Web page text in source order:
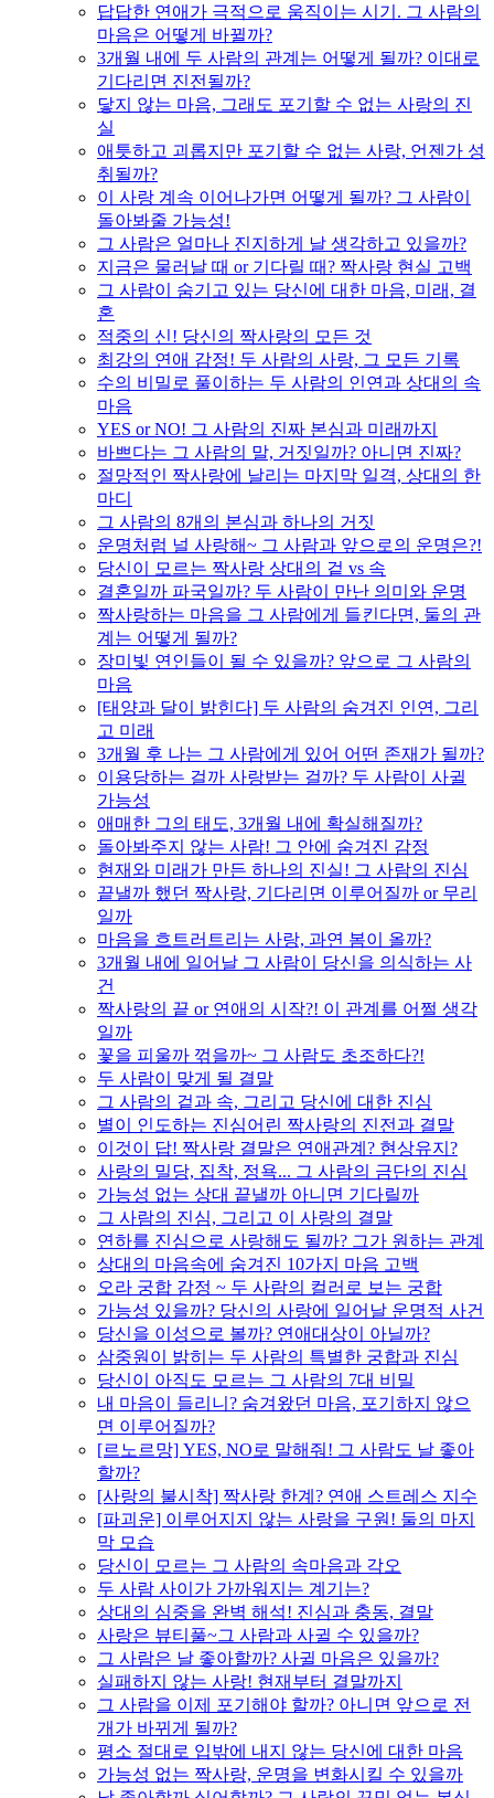
답답한 연애가 극적으로 움직이는 시기. 그 사람의
마음은 어떻게 바뀔까?
3개월 내에 두 사람의 관계는 어떻게 될까? 이대로
기다리면 진전될까?
닿지 않는 마음, 그래도 포기할 수 없는 사랑의 진
실
애틋하고 괴롭지만 포기할 수 없는 사랑, 언젠가 성
취될까?
이 사랑 계속 이어나가면 어떻게 될까? 그 사람이
돌아봐줄 가능성!
그 사람은 얼마나 진지하게 날 생각하고 있을까?
지금은 물러날 때 or 기다릴 때? 짝사랑 현실 고백
그 사람이 숨기고 있는 당신에 대한 마음, 미래, 결
혼
적중의 신! 당신의 짝사랑의 모든 것
최강의 연애 감정! 두 사람의 사랑, 그 모든 기록
수의 비밀로 풀이하는 두 사람의 인연과 상대의 속
마음
YES or NO! 그 사람의 진짜 본심과 미래까지
바쁘다는 그 사람의 말, 거짓일까? 아니면 진짜?
절망적인 짝사랑에 날리는 마지막 일격, 상대의 한
마디
그 사람의 8개의 본심과 하나의 거짓
운명처럼 널 사랑해~ 그 사람과 앞으로의 운명은?!
당신이 모르는 짝사랑 상대의 겉 vs 속
결혼일까 파국일까? 두 사람이 만난 의미와 운명
짝사랑하는 마음을 그 사람에게 들킨다면, 둘의 관
계는 어떻게 될까?
장미빛 연인들이 될 수 있을까? 앞으로 그 사람의
마음
[태양과 달이 밝힌다] 두 사람의 숨겨진 인연, 그리
고 미래
3개월 후 나는 그 사람에게 있어 어떤 존재가 될까?
이용당하는 걸까 사랑받는 걸까? 두 사람이 사귈
가능성
애매한 그의 태도, 3개월 내에 확실해질까?
돌아봐주지 않는 사람! 그 안에 숨겨진 감정
현재와 미래가 만든 하나의 진실! 그 사람의 진심
끝낼까 했던 짝사랑, 기다리면 이루어질까 or 무리
일까
마음을 흐트러트리는 사랑, 과연 봄이 올까?
3개월 내에 일어날 그 사람이 당신을 의식하는 사
건
짝사랑의 끝 or 연애의 시작?! 이 관계를 어쩔 생각
일까
꽃을 피울까 꺾을까~ 그 사람도 초조하다?!
두 사람이 맞게 될 결말
그 사람의 겉과 속, 그리고 당신에 대한 진심
별이 인도하는 진심어린 짝사랑의 진전과 결말
이것이 답! 짝사랑 결말은 연애관계? 현상유지?
사랑의 밀당, 집착, 정욕... 그 사람의 금단의 진심
가능성 없는 상대 끝낼까 아니면 기다릴까
그 사람의 진심, 그리고 이 사랑의 결말
연하를 진심으로 사랑해도 될까? 그가 원하는 관계
상대의 마음속에 숨겨진 10가지 마음 고백
오라 궁합 감정 ~ 두 사람의 컬러로 보는 궁합
가능성 있을까? 당신의 사랑에 일어날 운명적 사건
당신을 이성으로 볼까? 연애대상이 아닐까?
삼중원이 밝히는 두 사람의 특별한 궁합과 진심
당신이 아직도 모르는 그 사람의 7대 비밀
내 마음이 들리니? 숨겨왔던 마음, 포기하지 않으
면 이루어질까?
[르노르망] YES, NO로 말해줘! 그 사람도 날 좋아
할까?
[사랑의 불시착] 짝사랑 한계? 연애 스트레스 지수
[파괴운] 이루어지지 않는 사랑을 구원! 둘의 마지
막 모습
당신이 모르는 그 사람의 속마음과 각오
두 사람 사이가 가까워지는 계기는?
상대의 심중을 완벽 해석! 진심과 충동, 결말
사랑은 뷰티풀~그 사람과 사귈 수 있을까?
그 사람은 날 좋아할까? 사귈 마음은 있을까?
실패하지 않는 사랑! 현재부터 결말까지
그 사람을 이제 포기해야 할까? 아니면 앞으로 전
개가 바뀌게 될까?
평소 절대로 입밖에 내지 않는 당신에 대한 마음
가능성 없는 짝사랑, 운명을 변화시킬 수 있을까